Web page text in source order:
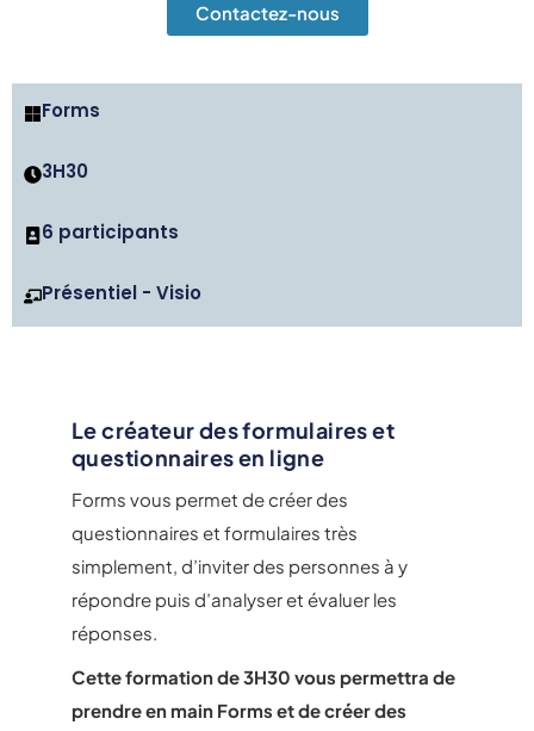
Contactez-nous
Forms
3H30
6 participants
Présentiel - Visio
Le créateur des formulaires et
questionnaires en ligne
Forms vous permet de créer des
questionnaires et formulaires très
simplement, d’inviter des personnes à y
répondre puis d’analyser et évaluer les
réponses.
Cette formation de 3H30 vous permettra de
prendre en main Forms et de créer des